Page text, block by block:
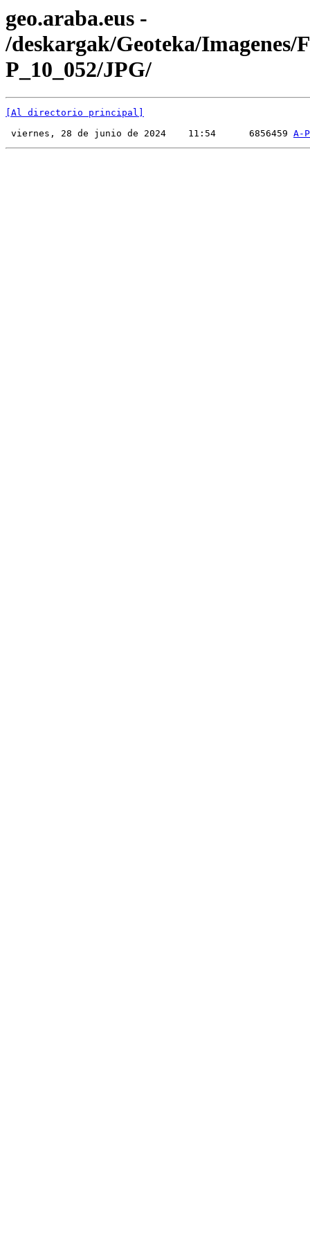
geo.araba.eus -
/deskargak/Geoteka/Imagenes/
P_10_052/JPG/
[Al directorio principal]
viernes, 28 de junio de 2024    11:54      6856459 A-